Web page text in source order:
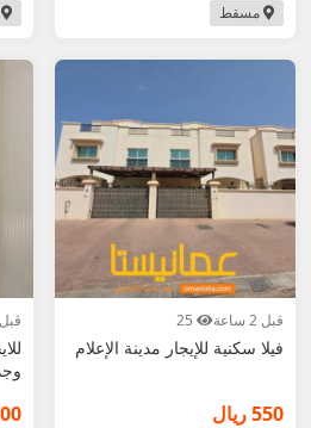
مسقط
قبل 2 ساعة
فيلا سكنية للإيجار مدينة الإعلام
550 ريال
قبل 2 ساعة
300